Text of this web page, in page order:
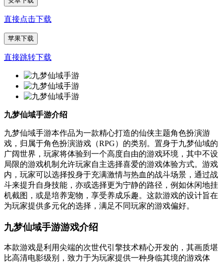
直接点击下载
苹果下载
直接跳转下载
九梦仙域手游介绍
九梦仙域手游本作品为一款精心打造的仙侠主题角色扮演游
戏，归属于角色扮演游戏（RPG）的类别。置身于九梦仙域的
广阔世界，玩家将体验到一个高度自由的游戏环境，其中不设
局限的游戏机制允许玩家自主选择喜爱的游戏体验方式。游戏
内，玩家可以选择投身于充满激情与热血的战斗场景，通过战
斗来提升自身技能，亦或选择更为宁静的路径，例如休闲地挂
机截图，或是培养宠物，享受养成乐趣。这款游戏的设计旨在
为玩家提供多元化的选择，满足不同玩家的游戏偏好。
九梦仙域手游游戏介绍
本款游戏是利用尖端的次世代引擎技术精心开发的，其画质堪
比高清电影级别，致力于为玩家提供一种身临其境的游戏体